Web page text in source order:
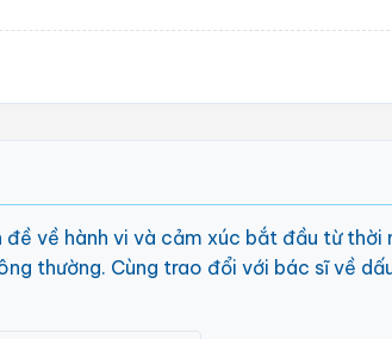
về hành vi và cảm xúc bắt đầu từ
thường. Cùng trao đổi với bác sĩ về